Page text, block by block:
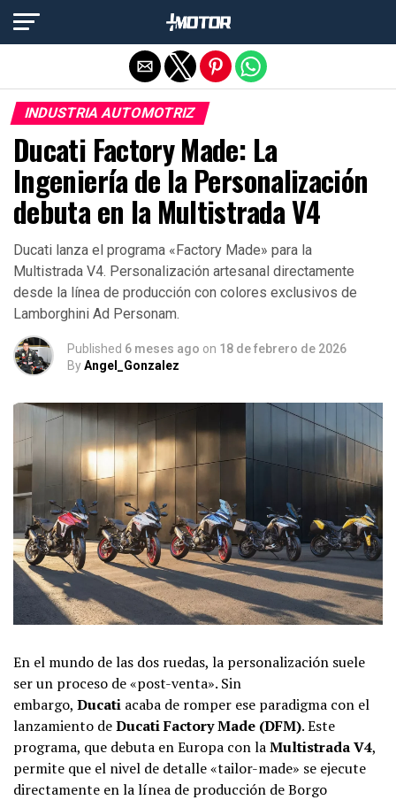
INDUSTRIA AUTOMOTRIZ
Ducati Factory Made: La
Ingeniería de la Personalización
debuta en la Multistrada V4
Ducati lanza el programa «Factory Made» para la
Multistrada V4. Personalización artesanal directamente
desde la línea de producción con colores exclusivos de
Lamborghini Ad Personam.
Published 6 meses ago on 18 de febrero de 2026
ByAngel_Gonzalez
En el mundo de las dos ruedas, la personalización suele
ser un proceso de «post-venta». Sin
embargo, Ducati acaba de romper ese paradigma con el
lanzamiento deDucati Factory Made (DFM). Este
programa, que debuta en Europa con laMultistrada V4,
permite que el nivel de detalle «tailor-made» se ejecute
directamente en la línea de producción de Borgo
Salir de la versión móvil